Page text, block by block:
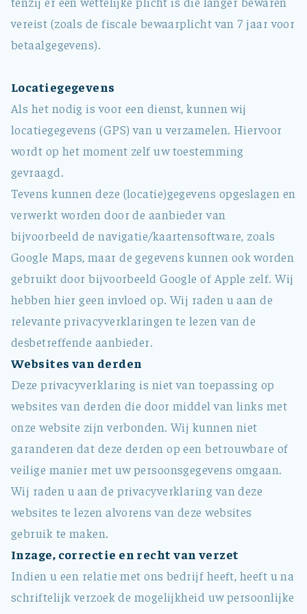
vereist (zoals de fiscale bewaarplicht van 7 jaar voor
betaalgegevens).
Locatiegegevens
Als het nodig is voor een dienst, kunnen wij
locatiegegevens (GPS) van u verzamelen. Hiervoor
wordt op het moment zelf uw toestemming
gevraagd.
Tevens kunnen deze (locatie)gegevens opgeslagen en
verwerkt worden door de aanbieder van
bijvoorbeeld de navigatie/kaartensoftware, zoals
Google Maps, maar de gegevens kunnen ook worden
gebruikt door bijvoorbeeld Google of Apple zelf. Wij
hebben hier geen invloed op. Wij raden u aan de
relevante privacyverklaringen te lezen van de
desbetreffende aanbieder.
Websites van derden
Deze privacyverklaring is niet van toepassing op
websites van derden die door middel van links met
onze website zijn verbonden. Wij kunnen niet
garanderen dat deze derden op een betrouwbare of
veilige manier met uw persoonsgegevens omgaan.
Wij raden u aan de privacyverklaring van deze
websites te lezen alvorens van deze websites
gebruik te maken.
Inzage, correctie en recht van verzet
Indien u een relatie met ons bedrijf heeft, heeft u na
schriftelijk verzoek de mogelijkheid uw persoonlijke